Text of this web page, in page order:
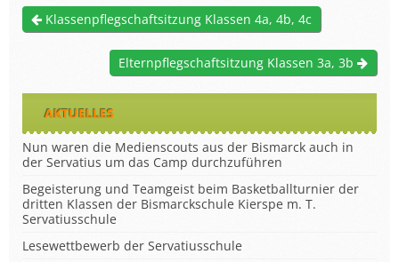
Klassenpflegschaftsitzung Klassen 4a, 4b, 4c
Elternpflegschaftsitzung Klassen 3a, 3b
AKTUELLES
Nun waren die Medienscouts aus der Bismarck auch in
der Servatius um das Camp durchzuführen
Begeisterung und Teamgeist beim Basketballturnier der
dritten Klassen der Bismarckschule Kierspe m. T.
Servatiusschule
Lesewettbewerb der Servatiusschule